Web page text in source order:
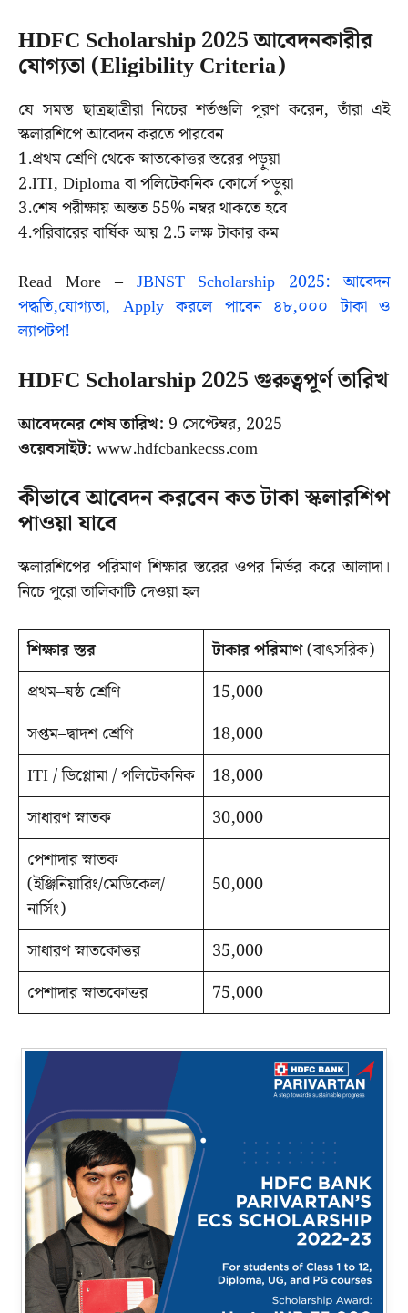
HDFC Scholarship 2025 আবেদনকারীর
যোগ্যতা (Eligibility Criteria)
যে সমস্ত ছাত্রছাত্রীরা নিচের শর্তগুলি পূরণ করেন, তাঁরা এই
স্কলারশিপে আবেদন করতে পারবেন
1.প্রথম শ্রেণি থেকে স্নাতকোত্তর স্তরের পড়ুয়া
2.ITI, Diploma বা পলিটেকনিক কোর্সে পড়ুয়া
3.শেষ পরীক্ষায় অন্তত 55% নম্বর থাকতে হবে
4.পরিবারের বার্ষিক আয় 2.5 লক্ষ টাকার কম
Read More – JBNST Scholarship 2025: আবেদন
পদ্ধতি,যোগ্যতা, Apply করলে পাবেন ৪৮,০০০ টাকা ও
ল্যাপটপ!
HDFC Scholarship 2025 গুরুত্বপূর্ণ তারিখ
আবেদনের শেষ তারিখ: 9 সেপ্টেম্বর, 2025
ওয়েবসাইট: www.hdfcbankecss.com
কীভাবে আবেদন করবেন কত টাকা স্কলারশিপ
পাওয়া যাবে
স্কলারশিপের পরিমাণ শিক্ষার স্তরের ওপর নির্ভর করে আলাদা।
নিচে পুরো তালিকাটি দেওয়া হল
শিক্ষার স্তর টাকার পরিমাণ(বাৎসরিক)
প্রথম–ষষ্ঠ শ্রেণি
15,000
সপ্তম–দ্বাদশ শ্রেণি
18,000
ITI / ডিপ্লোমা / পলিটেকনিক
18,000
সাধারণ স্নাতক
30,000
পেশাদার স্নাতক
(ইঞ্জিনিয়ারিং/মেডিকেল/
নার্সিং)
50,000
সাধারণ স্নাতকোত্তর
35,000
পেশাদার স্নাতকোত্তর
75,000